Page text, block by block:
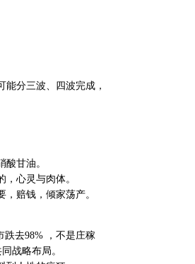
能分三波、四波完成，
甘油。
心灵与肉体。
赔钱，倾家荡产。
跌去98% ，不是庄稼
战略布局。